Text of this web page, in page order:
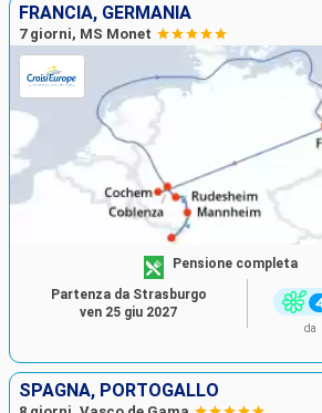
FRANCIA, GERMANIA
7 giorni, MS Monet
Pensione completa
da
Partenza da Strasburgo
ven 25 giu 2027
SPAGNA, PORTOGALLO